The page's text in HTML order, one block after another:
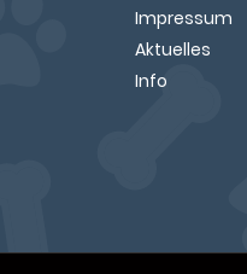
Impressum
Aktuelles
Info